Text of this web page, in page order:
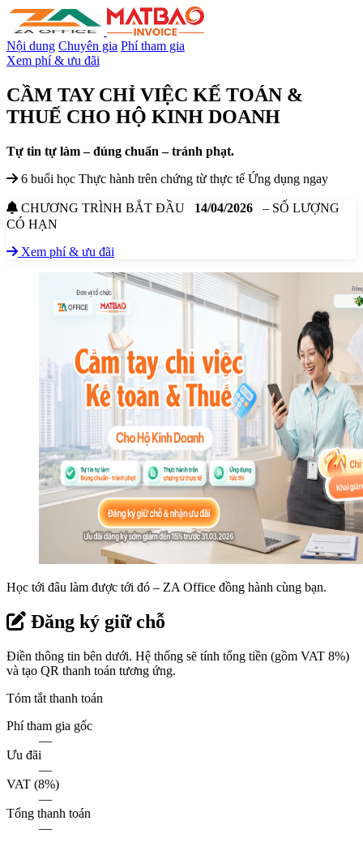
Nội dung Chuyên gia Phí tham gia
Xem phí & ưu đãi
CẦM TAY CHỈ VIỆC KẾ TOÁN &
THUẾ CHO HỘ KINH DOANH
Tự tin tự làm – đúng chuẩn – tránh phạt.
6 buổi học Thực hành trên chứng từ thực tế Ứng dụng ngay
CHƯƠNG TRÌNH BẮT ĐẦU 14/04/2026
– SỐ LƯỢNG
CÓ HẠN
Xem phí & ưu đãi
Học tới đâu làm được tới đó – ZA Office đồng hành cùng bạn.
Đăng ký giữ chỗ
Điền thông tin bên dưới. Hệ thống sẽ tính tổng tiền (gồm VAT 8%)
và tạo QR thanh toán tương ứng.
Tóm tắt thanh toán
Phí tham gia gốc
—
Ưu đãi
—
VAT (8%)
—
Tổng thanh toán
—